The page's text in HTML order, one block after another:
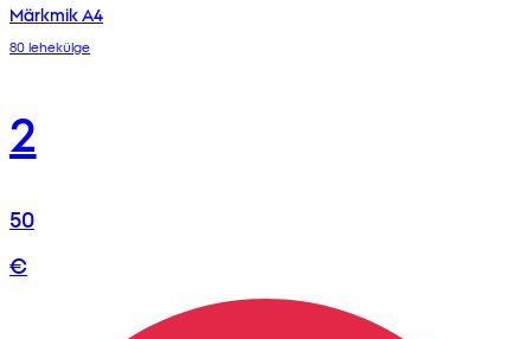
Märkmik A4
80 lehekülge
2
50
€